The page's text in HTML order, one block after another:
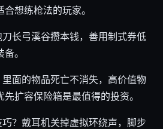
想练枪法的玩家。
长弓溪谷攒本钱，善用制式券低
。
面的物品死亡不消失，高价值物
扩容保险箱是最值得的投资。
？戴耳机关掉虚拟环绕声，脚步